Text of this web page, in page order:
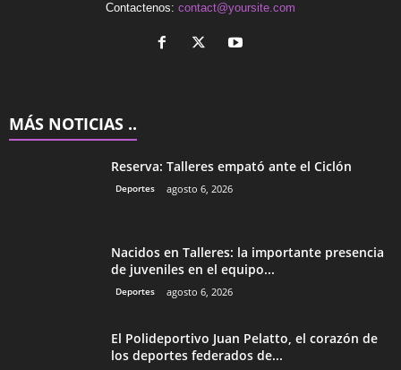
Contactenos: contact@yoursite.com
MÁS NOTICIAS ..
Reserva: Talleres empató ante el Ciclón
Deportes agosto 6, 2026
Nacidos en Talleres: la importante presencia
de juveniles en el equipo...
Deportes agosto 6, 2026
El Polideportivo Juan Pelatto, el corazón de
los deportes federados de...